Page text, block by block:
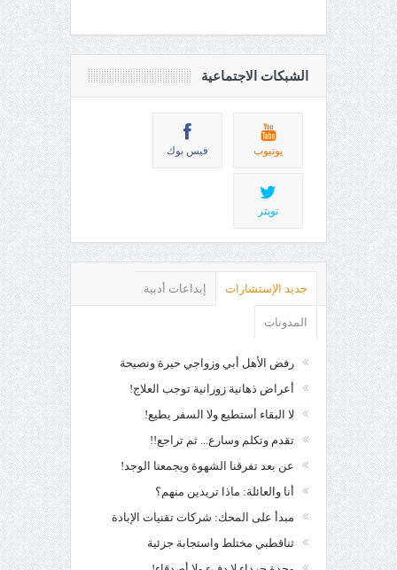
الشبكات الاجتماعية
يوتيوب فيس بوك
تويتر
جديد الإستشارات إبداعات أدبية
المدونات
رفض الأهل أبي وزواجي حيرة ونصيحة
أعراض ذهانية زورانية توجب العلاج!
لا البقاء أستطيع ولا السفر يطيع!
تقدم وتكلم وسارع... ثم تراجع!!
عن بعد تفرقنا الشهوة ويجمعنا الوجد!
أنا والعائلة: ماذا تريدين منهم؟
مبدأ على المحك: شركات تقنيات الإبادة
ثناقطبي مختلط واستجابة جزئية